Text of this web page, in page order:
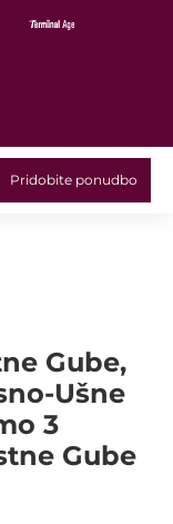
Pridobite ponudbo
Gube,
Ušne
3
Gube